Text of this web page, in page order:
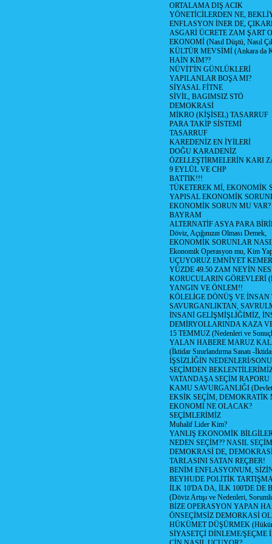
ORTALAMA DIŞ ACIK
YÖNETİCİLERDEN NE,
ENFLASYON İNER DE,
ASGARİ ÜCRETE ZAM ŞART
EKONOMİ (Nasıl Düştü, Nasıl
KÜLTÜR MEVSİMİ (Ankara da
HAİN KİM??
NÜVİT'İN GÜNLÜKLERİ
YAPILANLAR BOŞA MI?
SİYASAL FİTNE
SİVİL, BAGIMSIZ STÖ
DEMOKRASİ
MİKRO (KİŞİSEL) TASARRUF
PARA TAKİP SİSTEMİ
TASARRUF
KAREDENİZ EN İYİLERİ
DOĞU KARADENİZ
ÖZELLEŞTİRMELERİN KARI
9 EYLÜL VE CHP
BATTIK!!!
TÜKETEREK Mİ, EKONOMİK
YAPISAL EKONOMİK
EKONOMİK SORUN MU VAR?
BAYRAM
ALTERNATİF ASYA PARA
Döviz, Açığınızın Olması Demek,
EKONOMİK SORUNLAR
Ekonomik Operasyon mu, Kim
UÇUYORUZ EMNİYET
YÜZDE 49.50 ZAM NEYİN
KORUCULARIN GÖREVLERİ
YANGIN VE ÖNLEM!!
KÖLELİGE DÖNÜŞ VE İNSAN
SAVURGANLIKTAN,
İNSANİ GELİŞMİŞLİĞİMİZ,
DEMİRYOLLARINDA KAZA
15 TEMMUZ (Nedenleri ve
YALAN HABERE MARUZ
(İktidar Sınırlandırma Sanatı -
İŞSİZLİĞİN NEDENLERİ/
SEÇİMDEN
VATANDAŞA SEÇİM RAPORU
KAMU SAVURGANLIĞI (Devlet
EKSİK SEÇİM, DEMOKRATİK
EKONOMİ NE OLACAK?
SEÇİMLERİMİZ
Muhalif Lider Kim?
YANLIŞ EKONOMİK
NEDEN SEÇİM?? NASIL
DEMOKRASİ DE,
TARLASINI SATAN REÇBER!
BENİM ENFLASYONUM,
BEYHUDE POLİTİK
İLK 10'DA DA, İLK 100'DE DE
(Döviz Artışı ve Nedenleri,
BİZE OPERASYON YAPAN
ÖNSEÇİMSİZ DEMORKASİ
HÜKÜMET DÜŞÜRMEK
SİYASETÇİ DİNLEME/ŞEÇME